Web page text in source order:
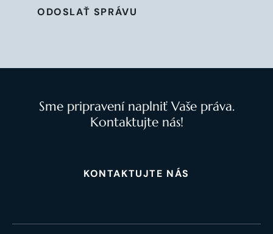
ODOSLAŤ SPRÁVU
Sme pripravení naplniť Vaše práva.
Kontaktujte nás!
KONTAKTUJTE NÁS